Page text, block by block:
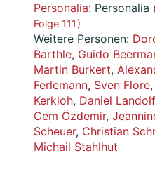
Personalia: Personalia
Folge 111 )
Weitere Personen:
Barthle, Guido
Martin Burkert,
Ferlemann, Sven Flore,
Kerkloh, Daniel Landolf
Cem Özdemir,
Scheuer, Christian
Michail Stahlhut